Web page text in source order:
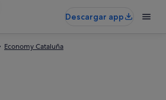
Descargar app
Economy Cataluña